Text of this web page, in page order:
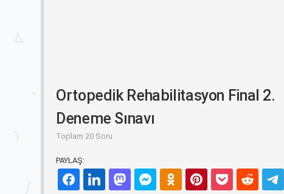
Ortopedik Rehabilitasyon Final 2.
Deneme Sınavı
Toplam 20 Soru
PAYLAŞ: